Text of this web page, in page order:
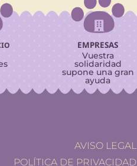

EMPRESAS
Vuestra
solidaridad
supone una gran
ayuda
AVISO LEGAL
POLÍTICA DE PRIVACIDAD